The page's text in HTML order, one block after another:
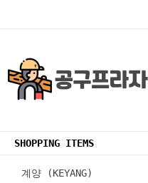
SHOPPING ITEMS
계양 (KEYANG)